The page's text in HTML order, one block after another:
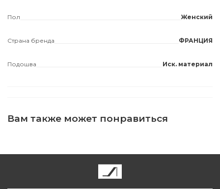
Пол Женский
Страна бренда ФРАНЦИЯ
Подошва Иск. материал
Вам также может понравиться